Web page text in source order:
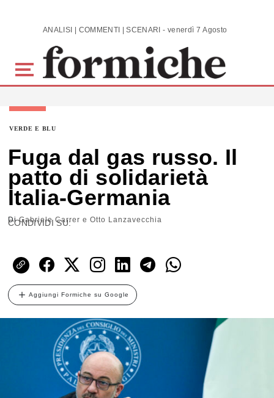
Skip to main content ANALISI | COMMENTI | SCENARI - venerdì 7 Agosto 2026
VERDE E BLU
Fuga dal gas russo. Il
patto di solidarietà
Italia-Germania
DiGabriele Carrer e Otto Lanzavecchia
CONDIVIDI SU:
Aggiungi Formiche su Google